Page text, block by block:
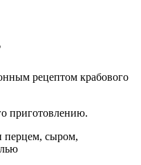
рецептом крабового
приготовлению.